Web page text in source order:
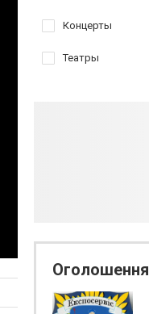
Концерты
Театры
Оголошення